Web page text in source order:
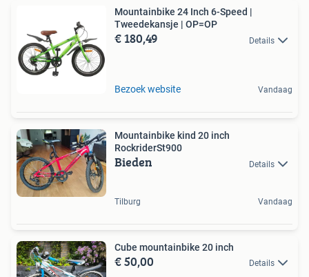
Mountainbike 24 Inch 6-Speed |
Tweedekansje | OP=OP
€ 180,49 Details
Bezoek website Vandaag
Mountainbike kind 20 inch
RockriderSt900
Bieden Details
Tilburg Vandaag
Cube mountainbike 20 inch
€ 50,00 Details